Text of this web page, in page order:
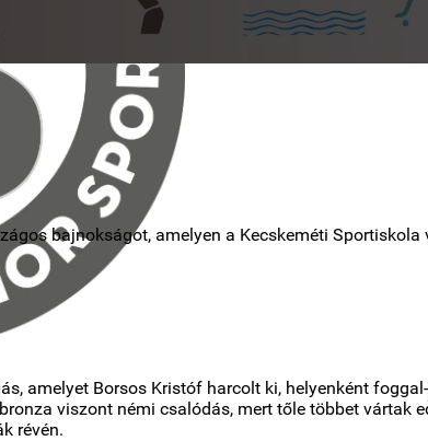
bajnokságot, amelyen a Kecskeméti
amelyet Borsos Kristóf harcolt ki, helyenként
viszont némi csalódás, mert tőle többet
révén.